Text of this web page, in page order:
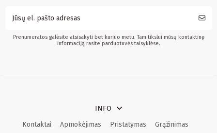
Prenumeratos galėsite atsisakyti bet kuriuo metu. Tam tikslui mūsų kontaktinę
informaciją rasite parduotuvės taisyklėse.
INFO
Kontaktai Apmokėjimas Pristatymas Grąžinimas